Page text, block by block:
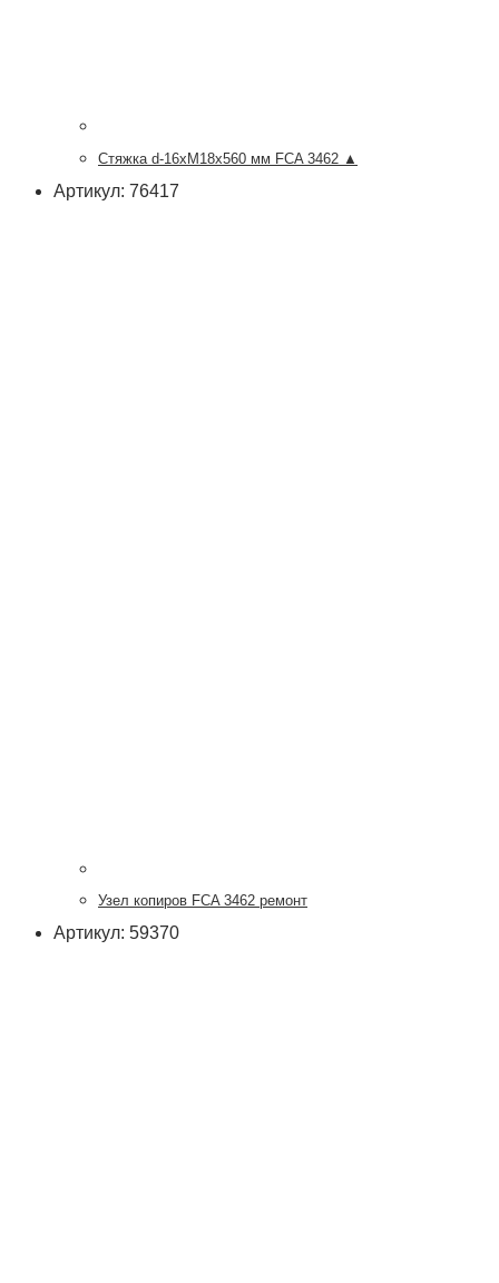
Стяжка d-16хМ18х560 мм FCA 3462 ▲
Артикул: 76417
Узел копиров FCA 3462 ремонт
Артикул: 59370